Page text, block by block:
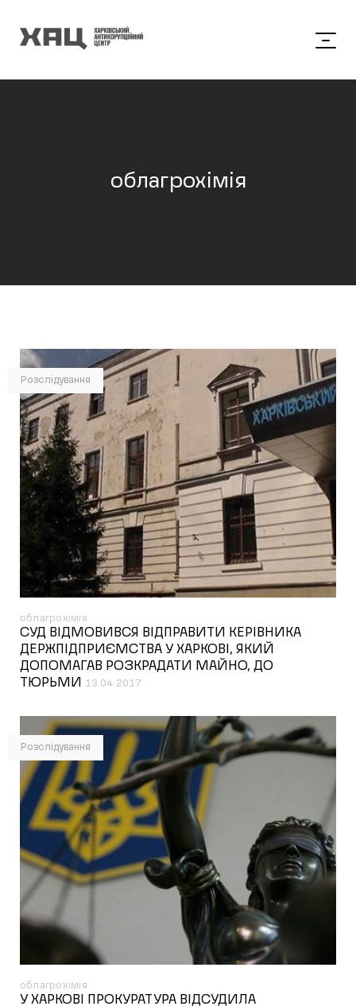
облагрохімія
Розслідування
облагрохімія
СУД ВІДМОВИВСЯ ВІДПРАВИТИ КЕРІВНИКА
ДЕРЖПІДПРИЄМСТВА У ХАРКОВІ, ЯКИЙ
ДОПОМАГАВ РОЗКРАДАТИ МАЙНО, ДО
ТЮРЬМИ
13.04.2017
Розслідування
облагрохімія
У ХАРКОВІ ПРОКУРАТУРА ВІДСУДИЛА